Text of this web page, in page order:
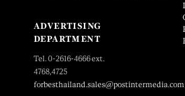
ADVERTISING
DEPARTMENT
Tel. 0-2616-4666 ext.
4768,4725
forbesthailand.sales@postintermedia.com